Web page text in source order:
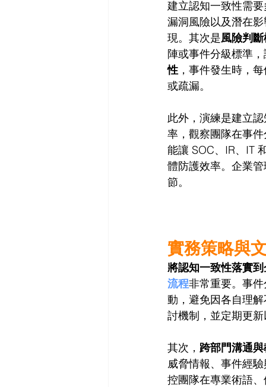
建立認知一致性需
漏洞風險以及潛在
現。其次是風險判
陣或事件分級標準
性 ，事件發生時，
或疏漏。
此外，演練是建立
率，觀察團隊在事
能讓 SOC、IR、IT
體防護效率。企業
節。
實務策略與
將認知一致性落實
流程非常重要。事
動，避免因各自理
討機制，並定期更
其次， 跨部門溝通
威脅情報、事件經
控團隊在專業術語